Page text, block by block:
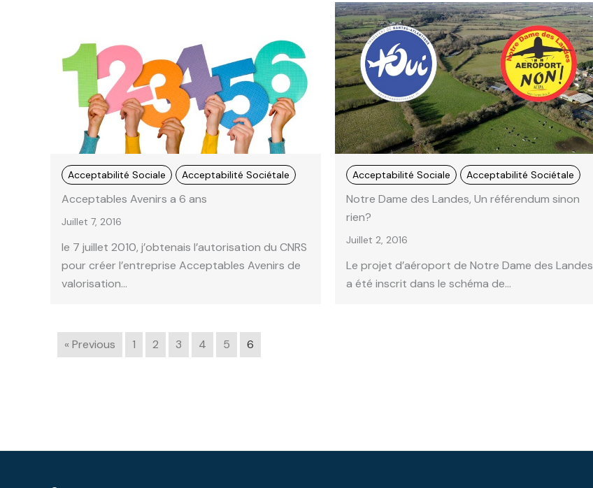
Acceptabilité Sociale Acceptabilité Sociétale
Acceptables Avenirs a 6 ans
Juillet 7, 2016
le 7 juillet 2010, j’obtenais l’autorisation du CNRS
pour créer l’entreprise Acceptables Avenirs de
valorisation…
Acceptabilité Sociale Acceptabilité Sociétale
Notre Dame des Landes, Un référendum sinon
rien?
Juillet 2, 2016
Le projet d’aéroport de Notre Dame des Landes
a été inscrit dans le schéma de…
« Previous 1 2 3 4 5 6